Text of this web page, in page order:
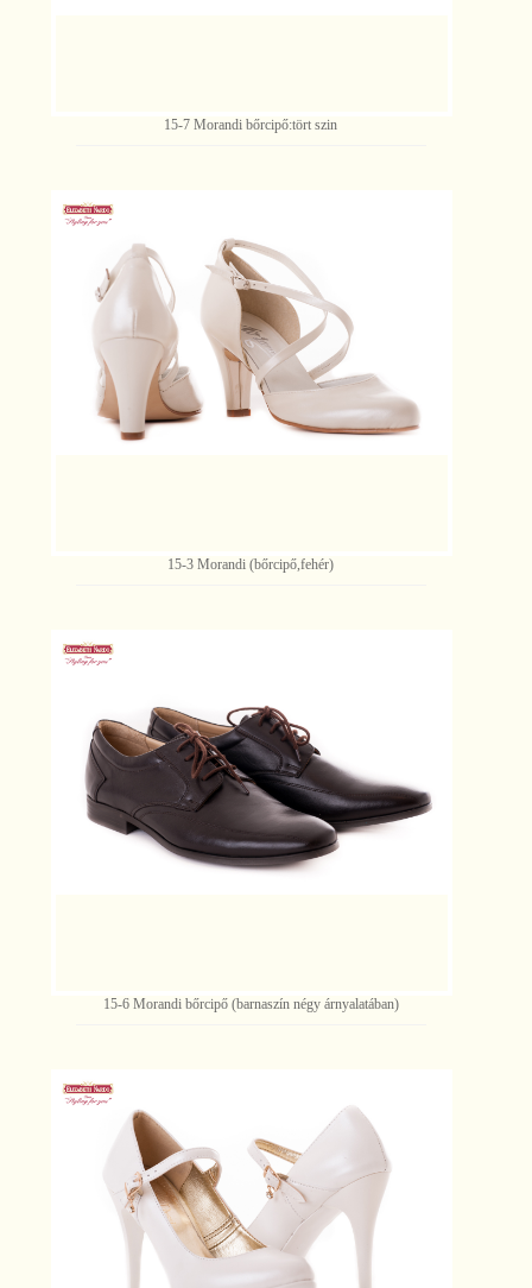
15-7 Morandi bőrcipő:tört szin
15-3 Morandi (bőrcipő,fehér)
15-6 Morandi bőrcipő (barnaszín négy árnyalatában)